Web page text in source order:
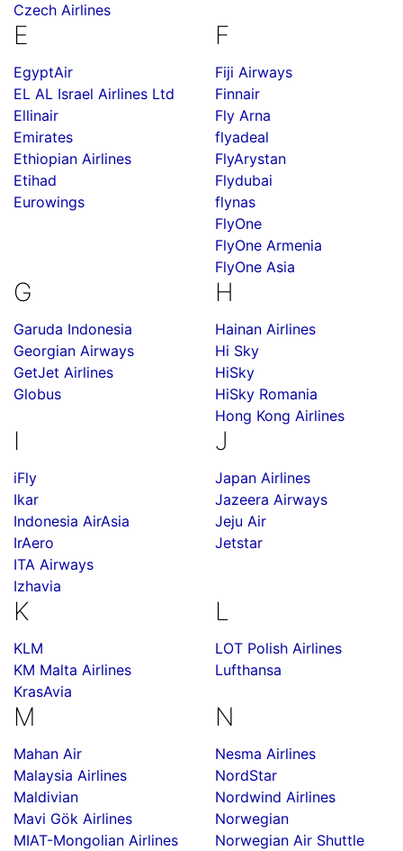
Czech Airlines
E
EgyptAir
EL AL Israel Airlines Ltd
Ellinair
Emirates
Ethiopian Airlines
Etihad
Eurowings
F
Fiji Airways
Finnair
Fly Arna
flyadeal
FlyArystan
Flydubai
flynas
FlyOne
FlyOne Armenia
FlyOne Asia
G
Garuda Indonesia
Georgian Airways
GetJet Airlines
Globus
H
Hainan Airlines
Hi Sky
HiSky
HiSky Romania
Hong Kong Airlines
I
iFly
Ikar
Indonesia AirAsia
IrAero
ITA Airways
Izhavia
J
Japan Airlines
Jazeera Airways
Jeju Air
Jetstar
K
KLM
KM Malta Airlines
KrasAvia
L
LOT Polish Airlines
Lufthansa
M
Mahan Air
Malaysia Airlines
Maldivian
Mavi Gök Airlines
MIAT-Mongolian Airlines
N
Nesma Airlines
NordStar
Nordwind Airlines
Norwegian
Norwegian Air Shuttle